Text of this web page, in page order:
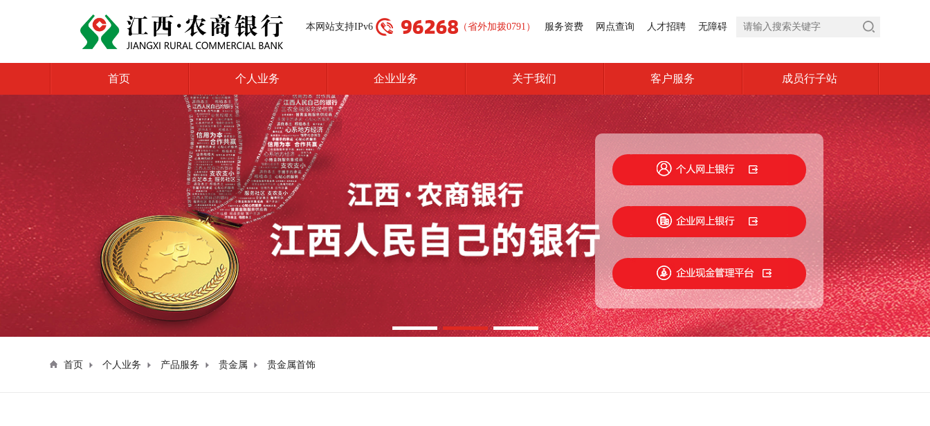
本网站支持IPv6 （省外加拨0791） 服务资费 网点查询 人才招聘 无障碍
首页 个人业务 企业业务 关于我们 客户服务 成员行子站
首页 个人业务 产品服务 贵金属 贵金属首饰